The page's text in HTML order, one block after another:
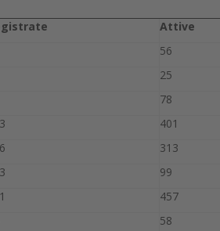
Attive
56
25
78
401
313
99
457
58